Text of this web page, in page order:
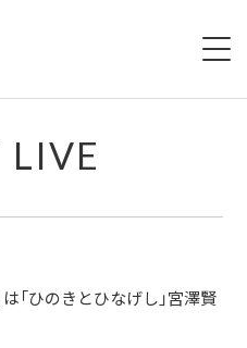
LIVE
「ひのきとひなげし」宮澤賢